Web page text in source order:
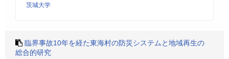
茨城大学
臨界事故10年を経た東海村の防災システムと地域再生の
総合的研究